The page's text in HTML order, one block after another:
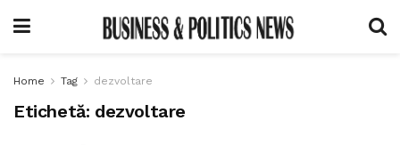
Home Tag dezvoltare
Etichetă: dezvoltare